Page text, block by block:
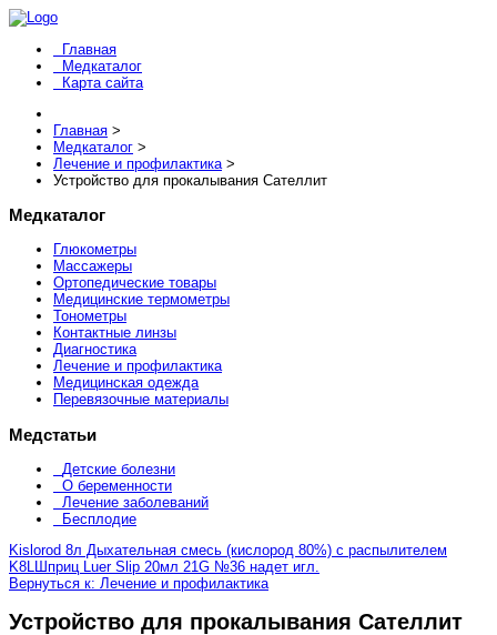
Главная
Медкаталог
Карта сайта
Главная >
Медкаталог >
Лечение и профилактика >
Устройство для прокалывания Сателлит
Медкаталог
Глюкометры
Массажеры
Ортопедические товары
Медицинские термометры
Тонометры
Контактные линзы
Диагностика
Лечение и профилактика
Медицинская одежда
Перевязочные материалы
Медстатьи
Детские болезни
О беременности
Лечение заболеваний
Бесплодие
Kislorod 8л Дыхательная смесь (кислород 80%) с распылителем
K8L
Шприц Luer Slip 20мл 21G №36 надет игл.
Вернуться к: Лечение и профилактика
Устройство для прокалывания Сателлит